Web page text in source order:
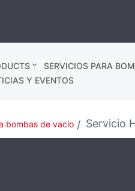
SERVICIOS PARA
Y EVENTOS
bombas de vacío Servicio